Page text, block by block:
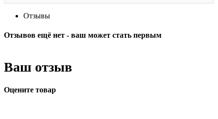
Отзывы
Отзывов ещё нет - ваш может стать первым
Ваш отзыв
Оцените товар